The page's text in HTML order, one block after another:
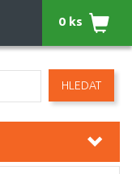
HLEDAT
0 ks